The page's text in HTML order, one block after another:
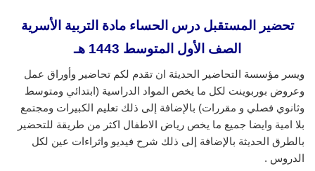
تحضير المستقبل درس الحساء مادة التربية الأسرية
الصف الأول المتوسط 1443 هـ
ويسر مؤسسة التحاضير الحديثة ان تقدم لكم تحاضير وأوراق عمل
وعروض بوربوينت لكل ما يخص المواد الدراسية (ابتدائي ومتوسط
وثانوي فصلي و مقررات) بالإضافة إلى ذلك تعليم الكبيرات ومجتمع
بلا امية وايضا جميع ما يخص رياض الاطفال اكثر من طريقة للتحضير
بالطرق الحديثة بالإضافة إلى ذلك شرح فيديو واثراءات عين لكل
الدروس .